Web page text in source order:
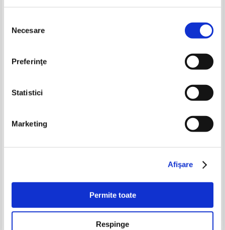
consimțământului
Necesare
Preferinţe
Statistici
Marketing
Afişare
Permite toate
Respinge
Bebe Tigre et Papa Jo
Adaugă în coș
Winnie the Pooh and too much
Lei